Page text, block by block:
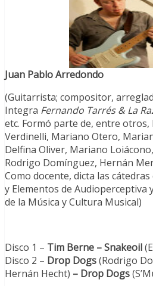
Juan Pablo Arredondo
(Guitarrista; compositor,
Integra Fernando Tarrés & La
etc. Formó parte de, entre
Verdinelli, Mariano Otero,
Delfina Oliver, Mariano
Rodrigo Domínguez, Hernán
Como docente, dicta las
y Elementos de
de la Música y Cultura Musical)
Disco 1 – Tim Berne – Snakeoil
Disco 2 – Drop Dogs(Rodrigo
Hernán Hecht) – Drop Dogs